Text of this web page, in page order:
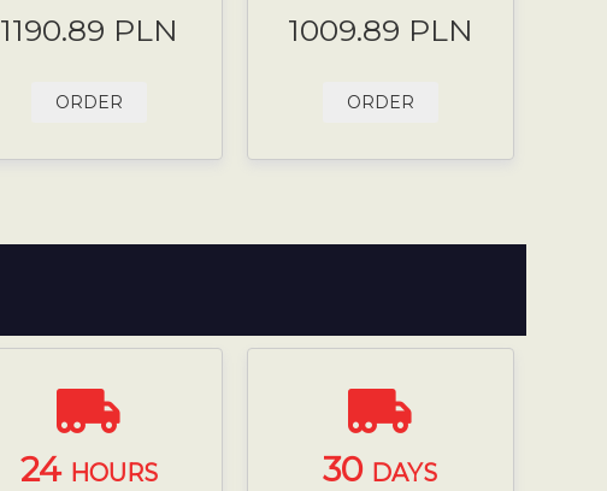
1190.89 PLN
ORDER
1009.89 PLN
ORDER
24 HOURS 30 DAYS